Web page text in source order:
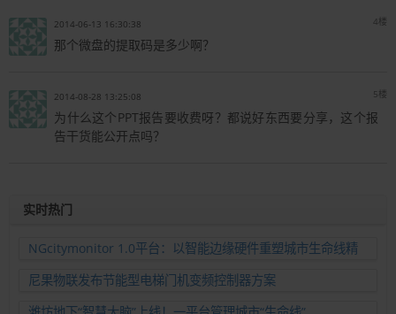
2014-06-13 16:30:38 4楼
那个微盘的提取码是多少啊？
2014-08-28 13:25:08 5楼
为什么这个PPT报告要收费呀？都说好东西要分享，这个报
告干货能公开点吗？
实时热门
NGcitymonitor 1.0平台：以智能边缘硬件重塑城市生命线精
准运维新范式
尼果物联发布节能型电梯门机变频控制器方案